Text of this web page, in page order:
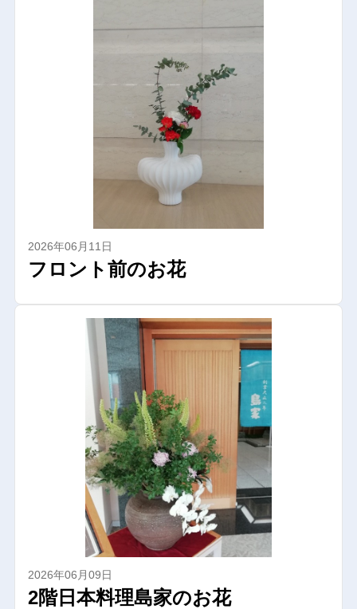
2026年06月11日
フロント前のお花
2026年06月09日
2階日本料理島家のお花